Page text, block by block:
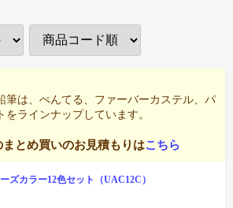
筆は、ぺんてる、ファーバーカステル、パ
ラインナップしています。
まとめ買いのお見積もりはこちら
カラー12色セット（UAC12C）